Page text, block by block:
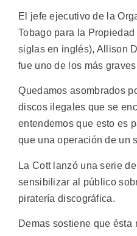
El jefe ejecutivo de la
Tobago para la
siglas en inglés), Allison
fue uno de los más
Quedamos asombrados
discos ilegales que se
entendemos que esto es
que una operación de un
La Cott lanzó una serie
sensibilizar al público
piratería discográfica.
Demas sostiene que ésta